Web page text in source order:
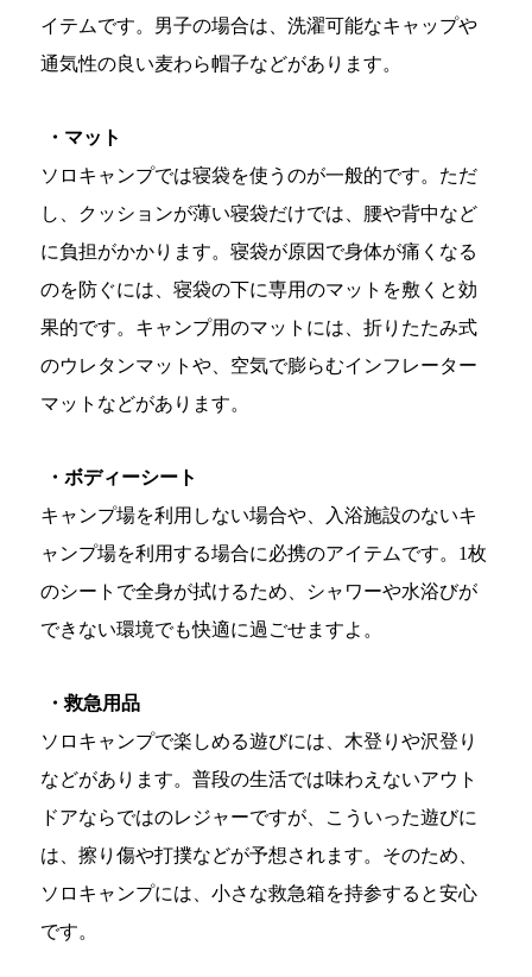
イテムです。男子の場合は、洗濯可能なキャップや
通気性の良い麦わら帽子などがあります。
・マット
ソロキャンプでは寝袋を使うのが一般的です。ただ
し、クッションが薄い寝袋だけでは、腰や背中など
に負担がかかります。寝袋が原因で身体が痛くなる
のを防ぐには、寝袋の下に専用のマットを敷くと効
果的です。キャンプ用のマットには、折りたたみ式
のウレタンマットや、空気で膨らむインフレーター
マットなどがあります。
・ボディーシート
キャンプ場を利用しない場合や、入浴施設のないキ
ャンプ場を利用する場合に必携のアイテムです。1枚
のシートで全身が拭けるため、シャワーや水浴びが
できない環境でも快適に過ごせますよ。
・救急用品
ソロキャンプで楽しめる遊びには、木登りや沢登り
などがあります。普段の生活では味わえないアウト
ドアならではのレジャーですが、こういった遊びに
は、擦り傷や打撲などが予想されます。そのため、
ソロキャンプには、小さな救急箱を持参すると安心
です。